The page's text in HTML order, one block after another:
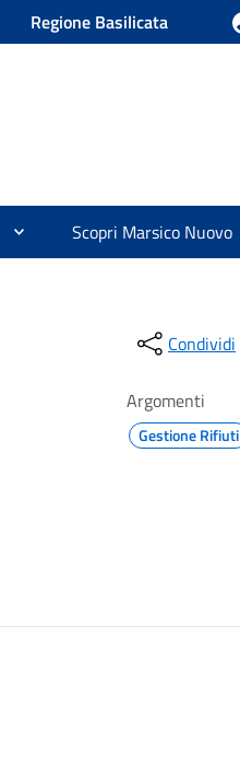
Regione Basilicata
Scopri Marsico Nuovo
Condividi
Argomenti
Gestione Rifiuti